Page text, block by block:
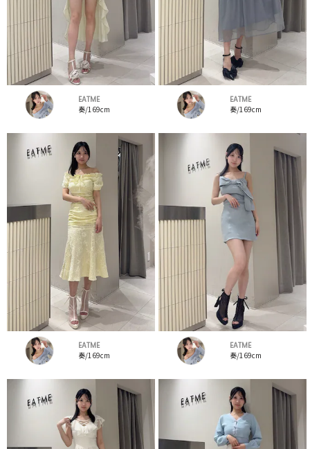
EATME
奏/169cm
EATME
奏/169cm
EATME
奏/169cm
EATME
奏/169cm